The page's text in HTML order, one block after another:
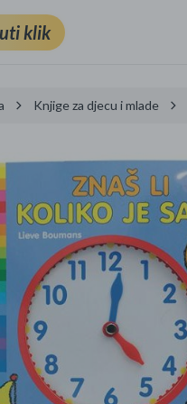
klik
računala i elektronika
i foto
vrijeme
i zdravlje
Knjige za djecu i mlade